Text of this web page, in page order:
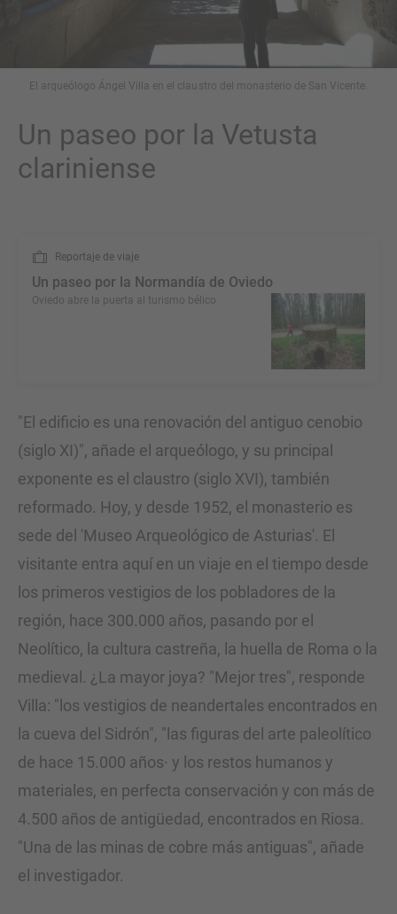
El arqueólogo Ángel Villa en el claustro del monasterio de San Vicente.
Un paseo por la Vetusta
clariniense
Reportaje de viaje
Un paseo por la Normandía de Oviedo
Oviedo abre la puerta al turismo bélico
"El edificio es una renovación del antiguo cenobio
(siglo XI)", añade el arqueólogo, y su principal
exponente es el claustro (siglo XVI), también
reformado. Hoy, y desde 1952, el monasterio es
sede del 'Museo Arqueológico de Asturias'. El
visitante entra aquí en un viaje en el tiempo desde
los primeros vestigios de los pobladores de la
región, hace 300.000 años, pasando por el
Neolítico, la cultura castreña, la huella de Roma o la
medieval. ¿La mayor joya? "Mejor tres", responde
Villa: "los vestigios de neandertales encontrados en
la cueva del Sidrón", "las figuras del arte paleolítico
de hace 15.000 años· y los restos humanos y
materiales, en perfecta conservación y con más de
4.500 años de antigüedad, encontrados en Riosa.
"Una de las minas de cobre más antiguas", añade
el investigador.